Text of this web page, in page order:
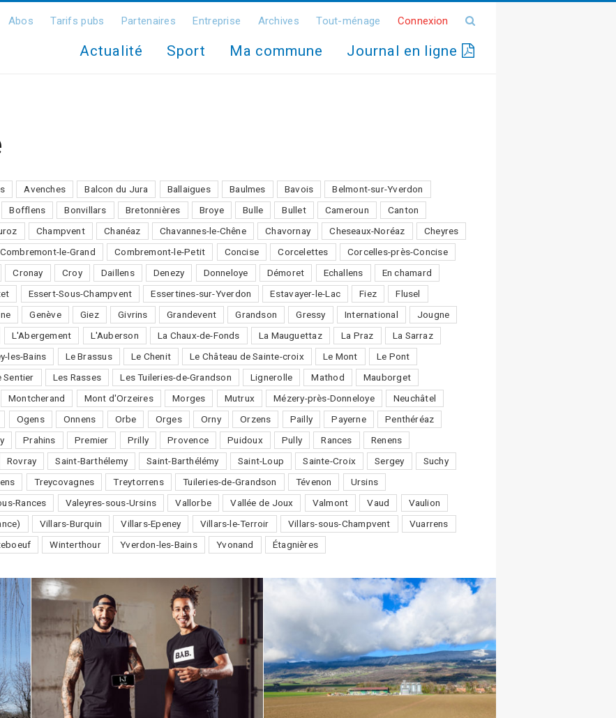
Abos Tarifs pubs Partenaires Entreprise Archives Tout-ménage Connexion
Actualité Sport Ma commune Journal en ligne
Avenches Balcon du Jura Ballaigues Baulmes Bavois
Belmont-sur-Yverdon
Bofflens Bonvillars Bretonnières Broye Bulle Bullet Cameroun
Canton
Champvent Chanéaz Chavannes-le-Chêne Chavornay Cheseaux-Noréaz
Cheyres
Combremont-le-Grand Combremont-le-Petit Concise Corcelettes
Corcelles-près-Concise
Cronay Croy Daillens Denezy Donneloye Démoret Echallens
En chamard
Essert-Sous-Champvent Essertines-sur-Yverdon Estavayer-le-Lac Fiez
Flusel
Genève Giez Givrins Grandevent Grandson Gressy International
Jougne
L'Abergement L'Auberson La Chaux-de-Fonds La Mauguettaz La Praz
La Sarraz
les-Bains Le Brassus Le Chenit Le Château de Sainte-croix Le Mont
Le Pont
Sentier Les Rasses Les Tuileries-de-Grandson Lignerolle Mathod
Mauborget
Montcherand Mont d'Orzeires Morges Mutrux Mézery-près-Donneloye
Neuchâtel
Ogens Onnens Orbe Orges Orny Orzens Pailly Payerne
Penthéréaz
Prahins Premier Prilly Provence Puidoux Pully Rances
Renens
Rovray Saint-Barthélemy Saint-Barthélémy Saint-Loup Sainte-Croix Sergey
Suchy
Treycovagnes Treytorrens Tuileries-de-Grandson Tévenon
Ursins
Rances Valeyres-sous-Ursins Vallorbe Vallée de Joux Valmont Vaud
Vaulion
Villars-Burquin Villars-Epeney Villars-le-Terroir Villars-sous-Champvent
Vuarrens
Winterthour Yverdon-les-Bains Yvonand Étagnières